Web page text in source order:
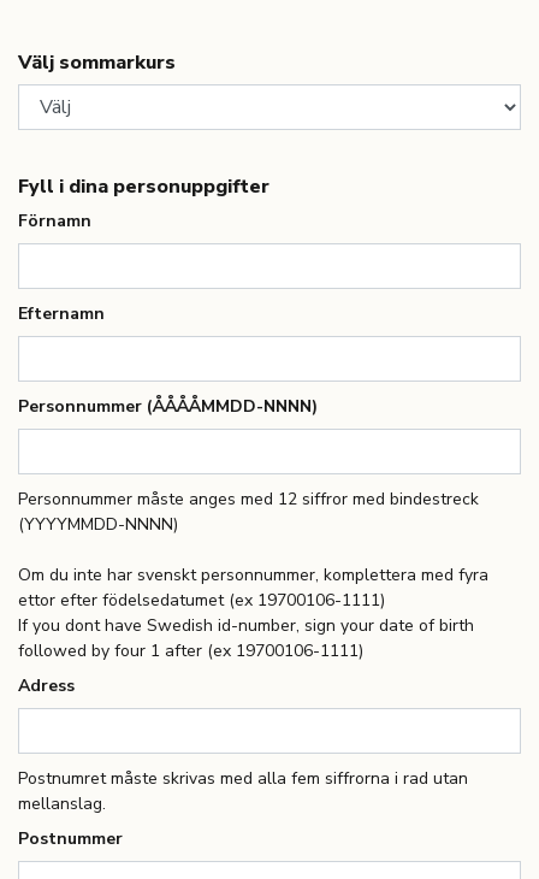
Välj sommarkurs
Fyll i dina personuppgifter
Förnamn
Efternamn
Personnummer (ÅÅÅÅMMDD-NNNN)
Personnummer måste anges med 12 siffror med bindestreck
(YYYYMMDD-NNNN)
Om du inte har svenskt personnummer, komplettera med fyra
ettor efter födelsedatumet (ex 19700106-1111)
If you dont have Swedish id-number, sign your date of birth
followed by four 1 after (ex 19700106-1111)
Adress
Postnumret måste skrivas med alla fem siffrorna i rad utan
mellanslag.
Postnummer